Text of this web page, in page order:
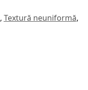
, Textură neuniformă,